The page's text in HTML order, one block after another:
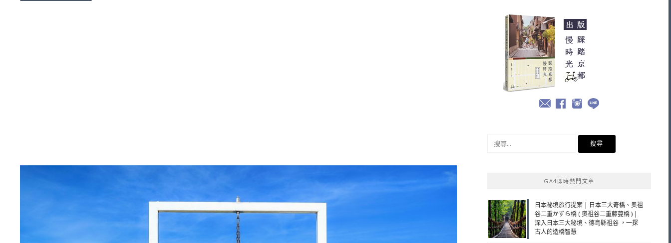
GA4即時熱門文章
日本祕境旅行提案 | 日本三大奇橋、奥祖
谷二重かずら橋 ( 奧祖谷二重藤蔓橋 ) |
深入日本三大秘境、德島縣祖谷 ，一探
古人的造橋智慧